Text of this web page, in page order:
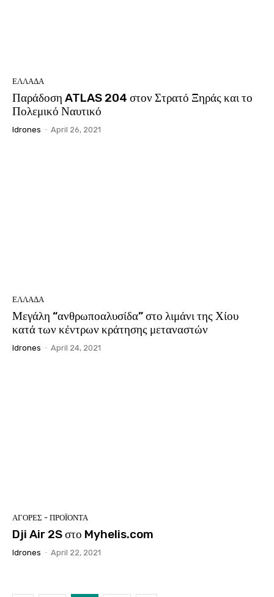
ΕΛΛΑΔΑ
Παράδοση ATLAS 204 στον Στρατό Ξηράς και το
Πολεμικό Ναυτικό
Idrones - April 26, 2021
ΕΛΛΑΔΑ
Μεγάλη “ανθρωποαλυσίδα” στο λιμάνι της Χίου
κατά των κέντρων κράτησης μεταναστών
Idrones - April 24, 2021
ΑΓΟΡΕΣ - ΠΡΟΪΟΝΤΑ
Dji Air 2S στο Myhelis.com
Idrones - April 22, 2021